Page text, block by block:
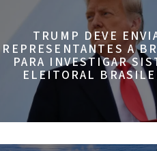
TRUMP DEVE
REPRESENTANTES A
PARA INVESTIGAR
ELEITORAL